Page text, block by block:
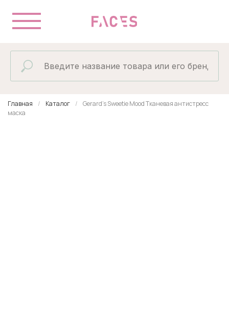
Главная Каталог
Gerard's Sweetie Mood Тканевая антистресс
маска